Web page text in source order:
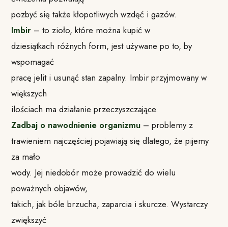
pozbyć się także kłopotliwych wzdęć i gazów.
Imbir – to zioło, które można kupić w
dziesiątkach różnych form, jest używane po to, by
wspomagać
pracę jelit i usunąć stan zapalny. Imbir przyjmowany w
większych
ilościach ma działanie przeczyszczające.
Zadbaj o nawodnienie organizmu – problemy z
trawieniem najczęściej pojawiają się dlatego, że pijemy
za mało
wody. Jej niedobór może prowadzić do wielu
poważnych objawów,
takich, jak bóle brzucha, zaparcia i skurcze. Wystarczy
zwiększyć